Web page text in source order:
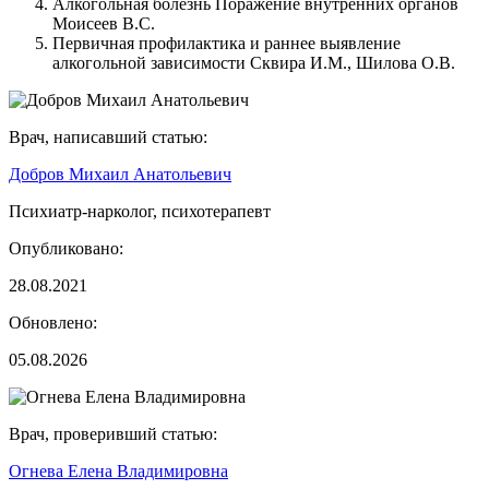
Алкогольная болезнь Поражение внутренних органов
Моисеев В.С.
Первичная профилактика и раннее выявление
алкогольной зависимости Сквира И.М., Шилова О.В.
Врач, написавший статью:
Добров Михаил Анатольевич
Психиатр-нарколог, психотерапевт
Опубликовано:
28.08.2021
Обновлено:
05.08.2026
Врач, проверивший статью:
Огнева Елена Владимировна